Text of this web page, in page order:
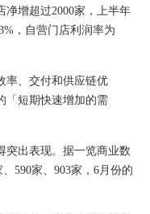
净增超过2000家，上半年
，自营门店利润率为
率、交付和供应链优
「短期快速增加的需
突出表现。据一览商业数
590家、903家，6月份的